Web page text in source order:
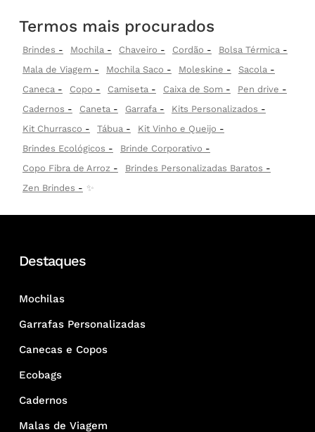
Termos mais procurados
Brindes Mochila Chaveiro Cordão
Bolsa Térmica
Mala de Viagem
Mochila Saco Moleskine
Sacola
Caneca
Copo Camiseta Caixa de Som
Pen drive
Cadernos
Caneta Garrafa
Kits Personalizados
Kit Churrasco
Tábua
Kit Vinho e Queijo
Brindes Ecológicos
Brinde Corporativo
Copo Fibra de Arroz
Brindes Personalizadas Baratos
Zen Brindes
✨
Destaques
Mochilas
Garrafas Personalizadas
Canecas e Copos
Ecobags
Cadernos
Malas de Viagem